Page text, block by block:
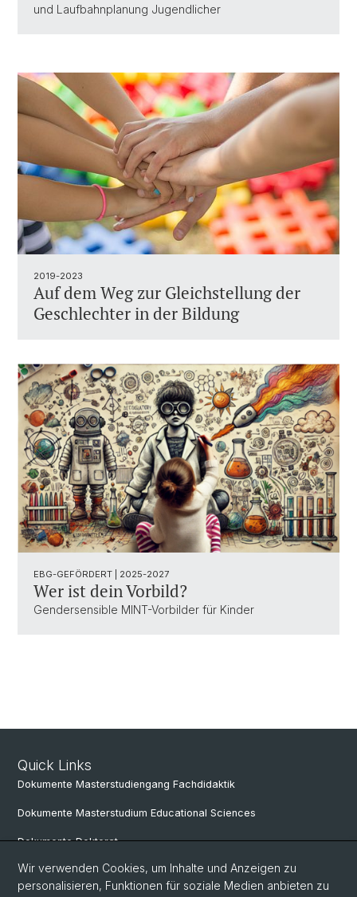
und Laufbahnplanung Jugendlicher
2019-2023
Auf dem Weg zur Gleichstellung der
Geschlechter in der Bildung
EBG-GEFÖRDERT | 2025-2027
Wer ist dein Vorbild?
Gendersensible MINT-Vorbilder für Kinder
Quick Links
Dokumente Masterstudiengang Fachdidaktik
Dokumente Masterstudium Educational Sciences
Dokumente Doktorat
Social Media
Wir verwenden Cookies, um Inhalte und Anzeigen zu
personalisieren, Funktionen für soziale Medien anbieten zu